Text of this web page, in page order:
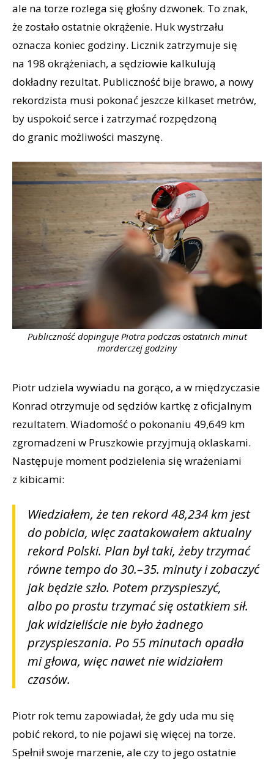
ale na torze rozlega się głośny dzwonek. To znak,
że zostało ostatnie okrążenie. Huk wystrzału
oznacza koniec godziny. Licznik zatrzymuje się
na 198 okrążeniach, a sędziowie kalkulują
dokładny rezultat. Publiczność bije brawo, a nowy
rekordzista musi pokonać jeszcze kilkaset metrów,
by uspokoić serce i zatrzymać rozpędzoną
do granic możliwości maszynę.
Publiczność dopinguje Piotra podczas ostatnich minut
morderczej godziny
Piotr udziela wywiadu na gorąco, a w międzyczasie
Konrad otrzymuje od sędziów kartkę z oficjalnym
rezultatem. Wiadomość o pokonaniu 49,649 km
zgromadzeni w Pruszkowie przyjmują oklaskami.
Następuje moment podzielenia się wrażeniami
z kibicami:
Wiedziałem, że ten rekord 48,234 km jest
do pobicia, więc zaatakowałem aktualny
rekord Polski. Plan był taki, żeby trzymać
równe tempo do 30.–35. minuty i zobaczyć
jak będzie szło. Potem przyspieszyć,
albo po prostu trzymać się ostatkiem sił.
Jak widzieliście nie było żadnego
przyspieszania. Po 55 minutach opadła
mi głowa, więc nawet nie widziałem
czasów.
Piotr rok temu zapowiadał, że gdy uda mu się
pobić rekord, to nie pojawi się więcej na torze.
Spełnił swoje marzenie, ale czy to jego ostatnie